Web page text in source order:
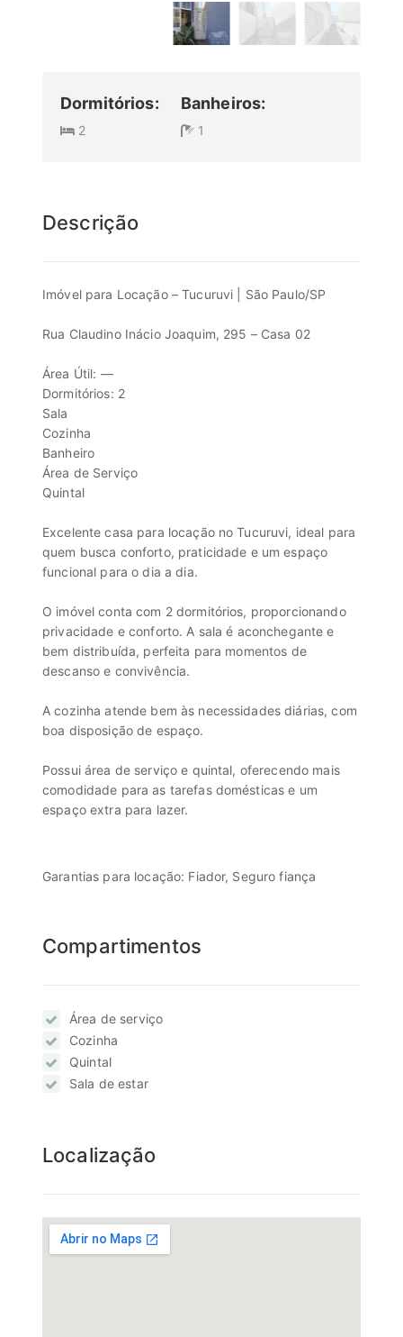
Dormitórios:
2
Banheiros:
1
Descrição
Imóvel para Locação – Tucuruvi | São Paulo/SP
Rua Claudino Inácio Joaquim, 295 – Casa 02
Área Útil: —
Dormitórios: 2
Sala
Cozinha
Banheiro
Área de Serviço
Quintal
Excelente casa para locação no Tucuruvi, ideal para
quem busca conforto, praticidade e um espaço
funcional para o dia a dia.
O imóvel conta com 2 dormitórios, proporcionando
privacidade e conforto. A sala é aconchegante e
bem distribuída, perfeita para momentos de
descanso e convivência.
A cozinha atende bem às necessidades diárias, com
boa disposição de espaço.
Possui área de serviço e quintal, oferecendo mais
comodidade para as tarefas domésticas e um
espaço extra para lazer.
Garantias para locação: Fiador, Seguro fiança
Compartimentos
Área de serviço
Cozinha
Quintal
Sala de estar
Localização